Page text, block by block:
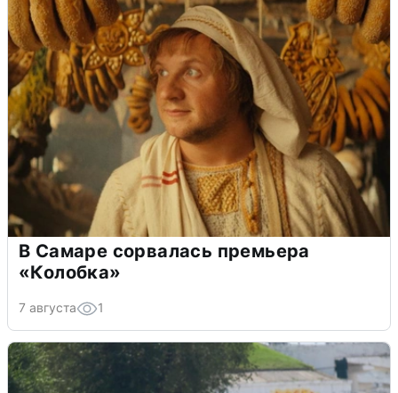
В Самаре сорвалась премьера
«Колобка»
7 августа 1